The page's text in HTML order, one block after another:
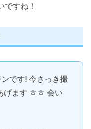
ですね！
です! 今さっき撮
げます ㅎㅎ 会い